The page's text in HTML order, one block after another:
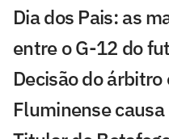
Dia dos Pais: as
entre o G-12 do
Decisão do
Fluminense